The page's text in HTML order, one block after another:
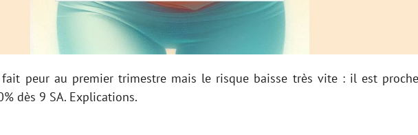
fait peur au premier trimestre mais le risque baisse très vite : il est
dès 9 SA. Explications.